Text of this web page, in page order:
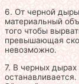
6. От черной
материальный
того чтобы
превышающая
невозможно.
7. В черных дырах